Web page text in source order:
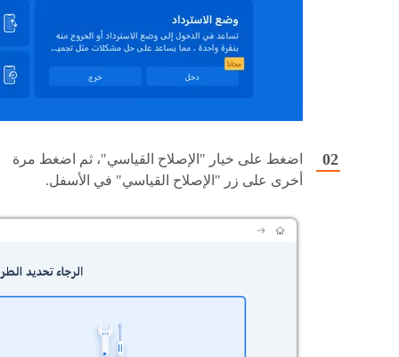
اضغط على خيار "الإصلاح القياسي"، ثم اضغط مرة
أخرى على زر "الإصلاح القياسي" في الأسفل.